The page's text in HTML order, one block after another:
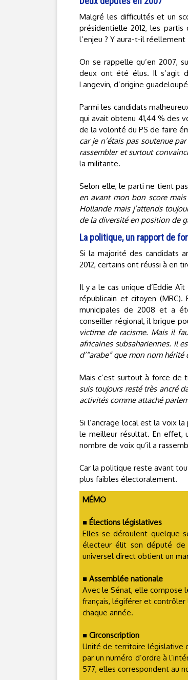
Malgré les difficultés et un
présidentielle 2012, les
l’enjeu ? Y aura-t-il
On se rappelle qu’en 2007,
deux ont été élus. Il s’agit
Langevin, d’origine
Parmi les candidats
qui avait obtenu 41,44 % des
de la volonté du PS de faire
car je n’étais pas soutenue
rassembler et surtout
la militante.
Selon elle, le parti ne tient
en avant mon bon score
Hollande mais j’attends
de la diversité en position de
La politique, un rapport de
Si la majorité des candidats
2012, certains ont réussi à en
Il y a le cas unique d’Eddie
républicain et citoyen
municipales de 2008 et a
conseiller régional, il brigue
victime de racisme. Mais il
africaines subsahariennes. Il
d’“arabe” que mon nom
Mais c’est surtout à force de
suis toujours resté très ancré
activités comme attaché
Si l’ancrage local est la voix
le meilleur résultat. En effet,
nombre de voix qu’il a
Car la politique reste avant
plus faibles électoralement.
MÉMO
■ Élections législatives
Elles se déroulent quelque
électeur élit son député de
universel direct obtient un
■ Assemblée nationale
Avec le Sénat, elle compose
français, légiférer et
chaque année.
■ Circonscription
Unité de territoire législative
par un numéro d’ordre à
577, elles correspondent au